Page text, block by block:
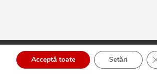
WordPressAcceptă toate Setări